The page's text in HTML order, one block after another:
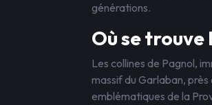
générations.
Où se trouve
Les collines de Pagnol,
massif du Garlaban,
emblématiques de la